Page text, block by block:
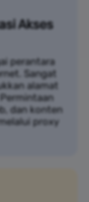
Akses
perantara
Sangat
alamat
dan konten
proxy